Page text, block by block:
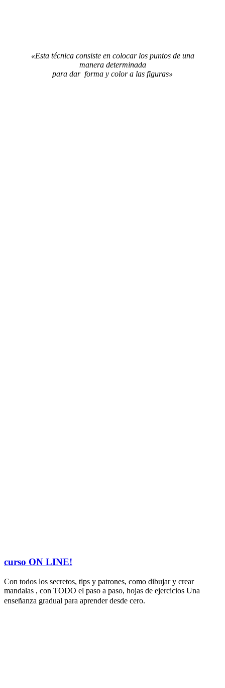
«Esta técnica consiste en colocar los puntos de una
manera determinada
para dar forma y colora las figuras»
curso ON LINE!
Con todos los secretos, tips y patrones, como dibujar y crear
mandalas , con TODO el paso a paso, hojas de ejercicios Una
enseñanza gradual para aprender desde cero.